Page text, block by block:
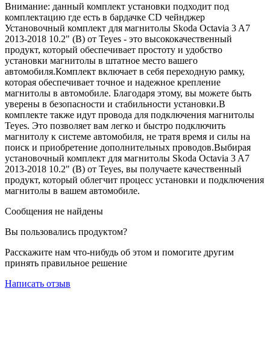
Внимание: данный комплект установки подходит под
комплектацию где есть в бардачке CD чейнджер
Установочный комплект для магнитолы Skoda Octavia 3 A7
2013-2018 10.2" (B) от Teyes - это высококачественный
продукт, который обеспечивает простоту и удобство
установки магнитолы в штатное место вашего
автомобиля.Комплект включает в себя переходную рамку,
которая обеспечивает точное и надежное крепление
магнитолы в автомобиле. Благодаря этому, вы можете быть
уверены в безопасности и стабильности установки.В
комплекте также идут провода для подключения магнитолы
Teyes. Это позволяет вам легко и быстро подключить
магнитолу к системе автомобиля, не тратя время и силы на
поиск и приобретение дополнительных проводов.Выбирая
установочный комплект для магнитолы Skoda Octavia 3 A7
2013-2018 10.2" (B) от Teyes, вы получаете качественный
продукт, который облегчит процесс установки и подключения
магнитолы в вашем автомобиле.
Сообщения не найдены
Вы пользовались продуктом?
Расскажите нам что-нибудь об этом и помогите другим
принять правильное решение
Написать отзыв